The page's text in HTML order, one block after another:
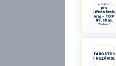
Spojenci
pro
Středočeský
kraj - TOP
09, Hlas,
Zelení
STAROSTOVÉ
A NEZÁVISLÍ